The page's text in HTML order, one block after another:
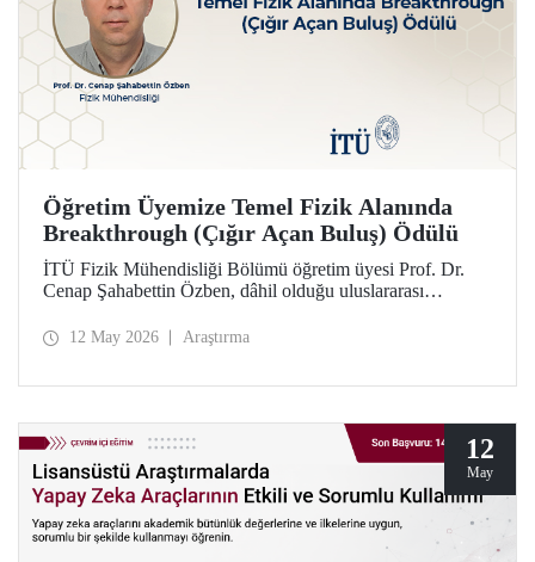
Öğretim Üyemize Temel Fizik Alanında
Breakthrough (Çığır Açan Buluş) Ödülü
İTÜ Fizik Mühendisliği Bölümü öğretim üyesi Prof. Dr.
Cenap Şahabettin Özben, dâhil olduğu uluslararası
Breakthrough (Çığır Açan Buluş) Ödülü’ne layık görüldü.
12 May 2026 Araştırma
12
May